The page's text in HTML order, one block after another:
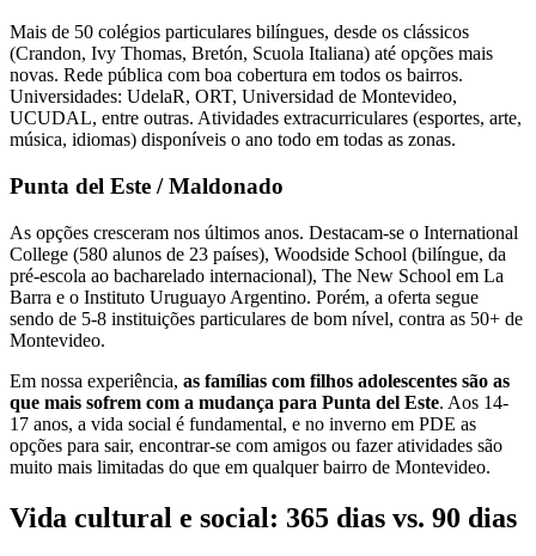
Mais de 50 colégios particulares bilíngues, desde os clássicos
(Crandon, Ivy Thomas, Bretón, Scuola Italiana) até opções mais
novas. Rede pública com boa cobertura em todos os bairros.
Universidades: UdelaR, ORT, Universidad de Montevideo,
UCUDAL, entre outras. Atividades extracurriculares (esportes, arte,
música, idiomas) disponíveis o ano todo em todas as zonas.
Punta del Este / Maldonado
As opções cresceram nos últimos anos. Destacam-se o International
College (580 alunos de 23 países), Woodside School (bilíngue, da
pré-escola ao bacharelado internacional), The New School em La
Barra e o Instituto Uruguayo Argentino. Porém, a oferta segue
sendo de 5-8 instituições particulares de bom nível, contra as 50+ de
Montevideo.
Em nossa experiência, as famílias com filhos adolescentes são as
que mais sofrem com a mudança para Punta del Este. Aos 14-
17 anos, a vida social é fundamental, e no inverno em PDE as
opções para sair, encontrar-se com amigos ou fazer atividades são
muito mais limitadas do que em qualquer bairro de Montevideo.
Vida cultural e social: 365 dias vs. 90 dias